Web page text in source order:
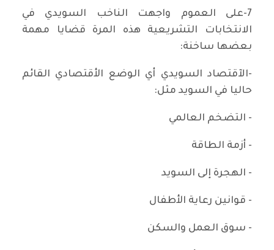
7-على العموم واجهت الناخب السويدي في
الانتخابات التشريعية هذه المرة قضايا مهمة
بعضها ساخنة:
-الآقتصاد السويدي أي الوضع الأقتصادي القائم
حاليا في السويد مثل:
- التضخم العالمي
- أزمة الطاقة
- الهجرة إلى السويد
- قوانين رعاية الأطفال
- سوق العمل والسكن